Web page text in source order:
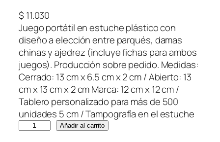
$ 11.030
Juego portátil en estuche plástico con
diseño a elección entre parqués, damas
chinas y ajedrez (incluye fichas para ambos
juegos). Producción sobre pedido. Medidas:
Cerrado: 13 cm x 6.5 cm x 2 cm / Abierto: 13
cm x 13 cm x 2 cm Marca: 12 cm x 12 cm /
Tablero personalizado para más de 500
unidades 5 cm / Tampografía en el estuche
Añadir al carrito